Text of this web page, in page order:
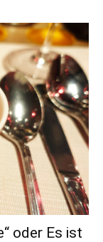
oder Es ist